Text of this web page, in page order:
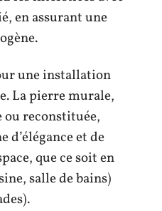
en assurant une
une installation
La pierre murale,
ou reconstituée,
d’élégance et de
que ce soit en
salle de bains)